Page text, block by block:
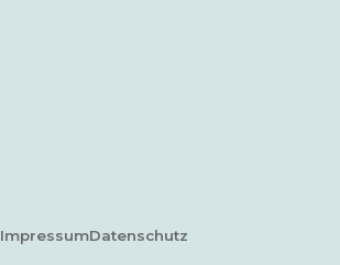
ImpressumDatenschutz